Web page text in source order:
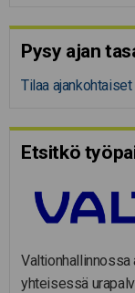
Pysy ajan
Tilaa
Etsitkö
Valtionhallinnossa
yhteisessä